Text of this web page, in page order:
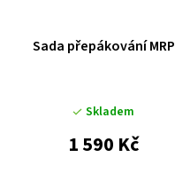
Sada přepákování MRP
Skladem
1 590 Kč